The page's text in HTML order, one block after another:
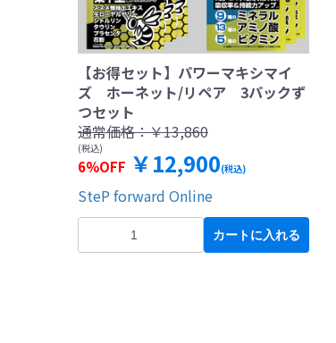
【お得セット】パワーマキシマイ
ズ ホーネット/リペア 3パックず
つセット
通常価格：￥13,860
(税込)
6%OFF ￥12,900(税込)
SteP forward Online
カートに入れる